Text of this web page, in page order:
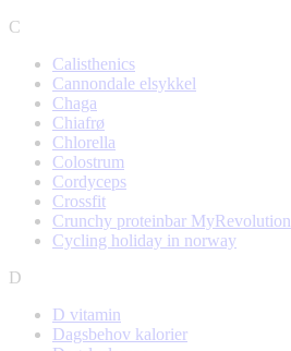
C
Calisthenics
Cannondale elsykkel
Chaga
Chiafrø
Chlorella
Colostrum
Cordyceps
Crossfit
Crunchy proteinbar MyRevolution
Cycling holiday in norway
D
D vitamin
Dagsbehov kalorier